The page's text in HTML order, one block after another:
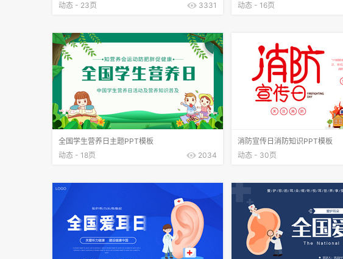
动态 - 23页
3331
动态 - 16页
全国学生营养日主题PPT模板
动态 - 18页
2034
消防宣传日消防知识PPT模板
动态 - 30页